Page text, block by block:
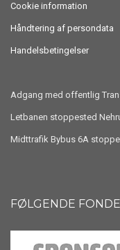
Cookie information
Håndtering af persondata
Handelsbetingelser
Adgang med offentlig
Letbanen stoppested
Midttrafik Bybus 6A
FØLGENDE